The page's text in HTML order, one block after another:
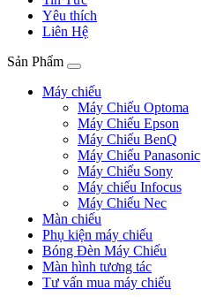
Yêu thích
Liên Hệ
Sản Phẩm
Máy chiếu
Máy Chiếu Optoma
Máy Chiếu Epson
Máy Chiếu BenQ
Máy Chiếu Panasonic
Máy Chiếu Sony
Máy chiếu Infocus
Máy Chiếu Nec
Màn chiếu
Phụ kiện máy chiếu
Bóng Đèn Máy Chiếu
Màn hình tương tác
Tư vấn mua máy chiếu